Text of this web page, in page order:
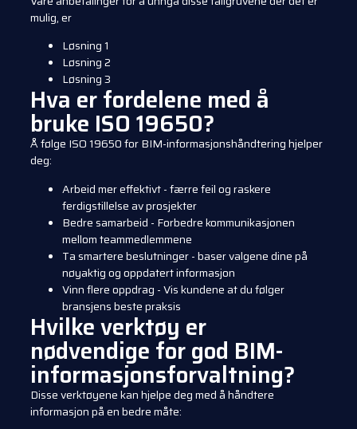
mulig, er
Løsning 1
Løsning 2
Løsning 3
Hva er fordelene med å
bruke ISO 19650?
Å følge ISO 19650 for BIM-informasjonshåndtering hjelper
deg:
Arbeid mer effektivt - færre feil og raskere
ferdigstillelse av prosjekter
Bedre samarbeid - Forbedre kommunikasjonen
mellom teammedlemmene
Ta smartere beslutninger - baser valgene dine på
nøyaktig og oppdatert informasjon
Vinn flere oppdrag - Vis kundene at du følger
bransjens beste praksis
Hvilke verktøy er
nødvendige for god BIM-
informasjonsforvaltning?
Disse verktøyene kan hjelpe deg med å håndtere
informasjon på en bedre måte: